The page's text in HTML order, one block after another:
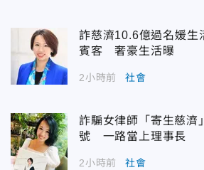
詐慈濟10.6億過名媛生
賓客 奢豪生活曝
2小時前 社會
詐騙女律師「寄生慈濟
號 一路當上理事長
2小時前 社會